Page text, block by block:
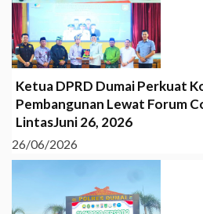
Ketua DPRD Dumai Perkuat
Pembangunan Lewat Forum
LintasJuni 26, 2026
26/06/2026